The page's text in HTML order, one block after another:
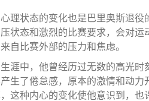
理状态的变化也是巴里奥斯退
状态和激烈的比赛要求，会对
自比赛外部的压力和焦虑。
涯中，他曾经历过无数的高光
生了倦怠感，原本的激情和动
这种内心的变化使他意识到，也